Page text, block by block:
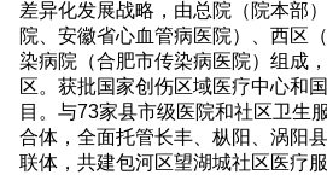
差异化发展战略，由总院（院本部
院、安徽省心血管病医院）、西区
染病院（合肥市传染病医院）组成
区。获批国家创伤区域医疗中心和
目。与73家县市级医院和社区卫生
合体，全面托管长丰、枞阳、涡阳
联体，共建包河区望湖城社区医疗